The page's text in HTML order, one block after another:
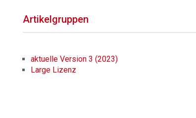
Artikelgruppen
aktuelle Version 3 (2023)
Large Lizenz